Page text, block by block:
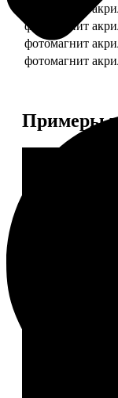
фотомагнит
фотомагнит
фотомагнит
фотомагнит
Примеры